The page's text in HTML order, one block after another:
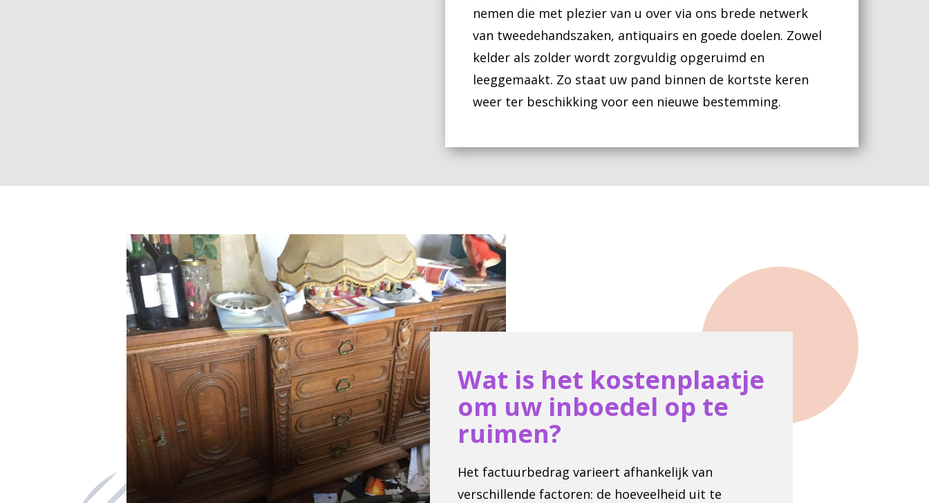
nemen die met plezier van u over via ons brede netwerk
van tweedehandszaken, antiquairs en goede doelen. Zowel
kelder als zolder wordt zorgvuldig opgeruimd en
leeggemaakt. Zo staat uw pand binnen de kortste keren
weer ter beschikking voor een nieuwe bestemming.
Wat is het kostenplaatje
om uw inboedel op te
ruimen?
Het factuurbedrag varieert afhankelijk van
verschillende factoren: de hoeveelheid uit te